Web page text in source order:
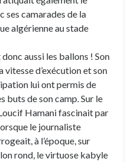
ses camarades de la
algérienne au stade
aussi les ballons ! Son
vitesse d’exécution et son
lui ont permis de
buts de son camp. Sur le
Hamani fascinait par
le journaliste
à l’époque, sur
rond, le virtuose kabyle